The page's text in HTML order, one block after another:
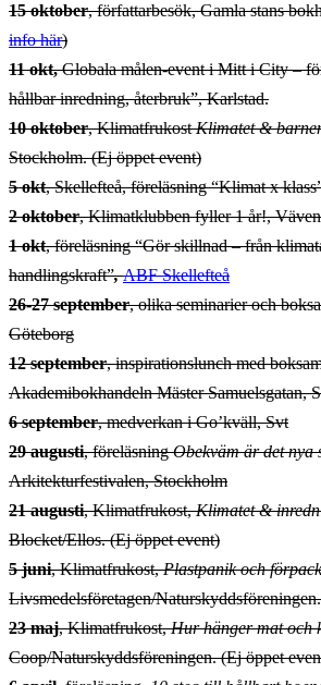
15 oktober, författarbesök, Gamla stans
info här)
11 okt,Globala målen-event i Mitt i City –
hållbar inredning, återbruk”, Karlstad.
10 oktober, KlimatfrukostKlimatet &
Stockholm. (Ej öppet event)
5 okt, Skellefteå, föreläsning “Klimat x
2 oktober, Klimatklubben fyller 1 år!,
1 okt, föreläsning “Gör skillnad – från
handlingskraft”,ABF Skellefteå
26-27 september, olika seminarier och
Göteborg
12 september, inspirationslunch med
Akademibokhandeln Mäster Samuelsgatan,
6 september, medverkan i Go’kväll, Svt
29 augusti, föreläsningObekväm är det nya
Arkitekturfestivalen, Stockholm
21 augusti, Klimatfrukost,Klimatet &
Blocket/Ellos. (Ej öppet event)
5 juni, Klimatfrukost,Plastpanik och
Livsmedelsföretagen/
23 maj, Klimatfrukost,Hur hänger mat och
Coop/Naturskyddsföreningen. (Ej öppet